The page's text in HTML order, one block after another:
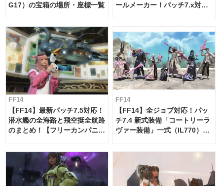
G17）の宝箱の場所・座標一覧
ールメーカー！パッチ7.x対応
FF14
【FF14】最新パッチ7.5対応！
潜水艦の全海路と飛空挺全航路
のまとめ！【フリーカンパニ
FF14
【FF14】全ジョブ対応！パッ
チ7.4 新式装備「コートリーラ
ヴァー装備」一式（IL770）の